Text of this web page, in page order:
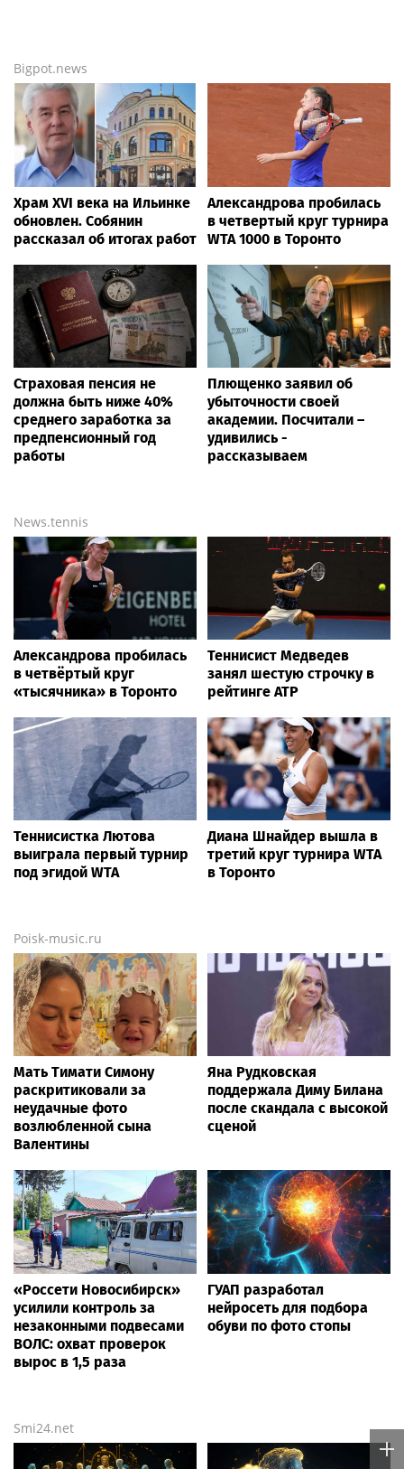
Life24.pro
Радио ЭНЕРДЖИ (NRG)
собирает команду на Tour
de Russie в Петербурге
В Тульской области
прошел турнир по рыбной
ловле среди команд
железнодорожников
Горячая вода и здоровье:
почему важен исправный
водонагреватель
Психосоматолог Елена
Вершинина: как за 3
минуты вернуть себе
Bigpot.news
Храм XVI века на Ильинке
обновлен. Собянин
рассказал об итогах работ
Александрова пробилась
в четвертый круг турнира
WTA 1000 в Торонто
Страховая пенсия не
должна быть ниже 40%
среднего заработка за
предпенсионный год
работы
убыточности своей
академии. Посчитали –
удивились -
рассказываем
News.tennis
Александрова пробилась
в четвёртый круг
«тысячника» в Торонто
Теннисист Медведев
занял шестую строчку в
рейтинге ATP
под эгидой WTA